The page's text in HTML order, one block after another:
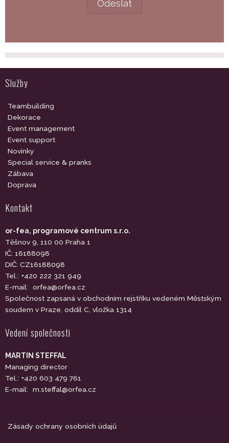
Služby
Teambuilding
Dekorace
Event management
Event support
Novinky
Special service & pranks
Zábava
Doprava
Kontakt
or-fea, programové centrum s.r.o.
Těšnov 9, 110 00 Praha 1
IČ: 16188098
DIČ: CZ16188098
Tel.: +420 222 321 949
E-mail:
orfea@orfea.cz
Společnost zapsaná v obchodním rejstříku vedeném Městským
soudem v Praze, oddíl C, vložka 1314
Vedení společnosti
MARTIN STEFFAL
Managing director
Tel.: +420 603 479 761
E-mail:
m.steffal@orfea.cz
Zásady ochrany osobních údajů